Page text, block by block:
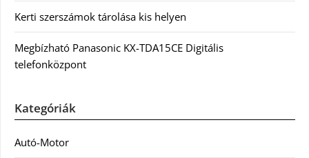
Kerti szerszámok tárolása kis helyen
Megbízható Panasonic KX-TDA15CE Digitális
telefonközpont
Kategóriák
Autó-Motor